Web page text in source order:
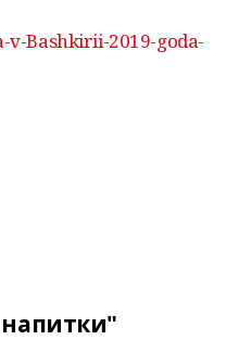
Bashkirii-2019-goda-